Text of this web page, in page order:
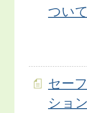
ついて
セー
ショ